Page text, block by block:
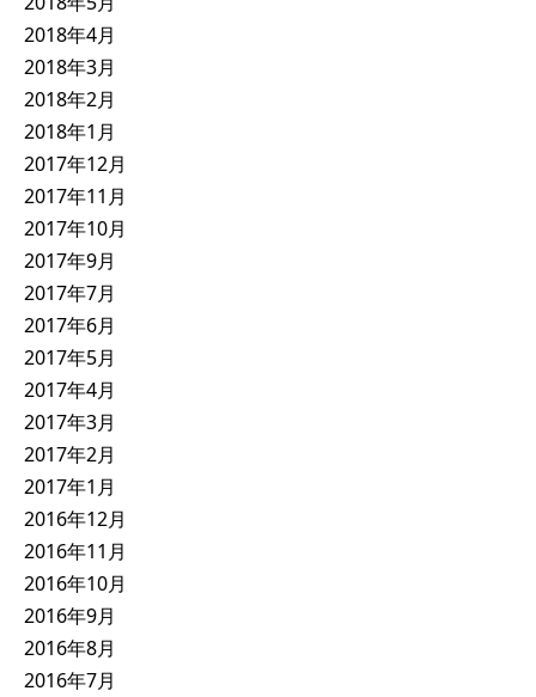
2018年4月
2018年3月
2018年2月
2018年1月
2017年12月
2017年11月
2017年10月
2017年9月
2017年7月
2017年6月
2017年5月
2017年4月
2017年3月
2017年2月
2017年1月
2016年12月
2016年11月
2016年10月
2016年9月
2016年8月
2016年7月